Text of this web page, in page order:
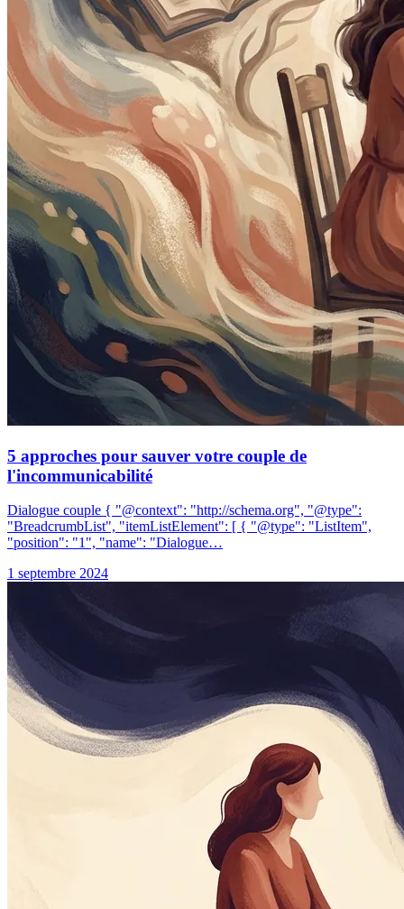
5 approches pour sauver votre couple de
l'incommunicabilité
Dialogue couple { "@context": "http://schema.org", "@type":
"BreadcrumbList", "itemListElement": [ { "@type": "ListItem",
"position": "1", "name": "Dialogue…
1 septembre 2024